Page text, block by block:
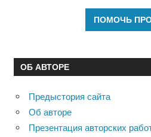
ОБ АВТОРЕ
Предыстория сайта
Об авторе
Презентация авторских